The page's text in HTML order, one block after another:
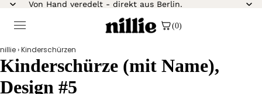
Von Hand veredelt - direkt aus Berlin.
(0)
nillie›Kinderschürzen
Kinderschürze (mit Name),
Design #5